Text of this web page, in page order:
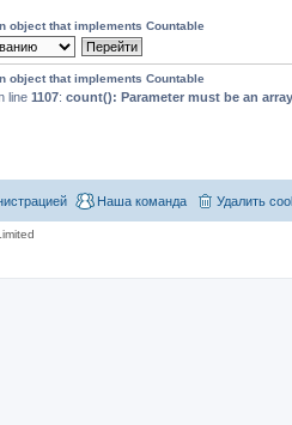
object that implements Countable
object that implements Countable
line 1107: count(): Parameter must be an
Удалить
Наша команда